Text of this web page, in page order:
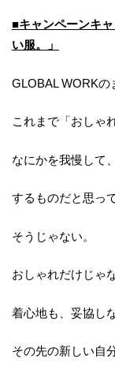
■キャンペーンキ
い服。」
GLOBAL WORKの
これまで「おしゃ
なにかを我慢して、
するものだと思っ
そうじゃない。
おしゃれだけじゃ
着心地も、妥協し
その先の新しい自